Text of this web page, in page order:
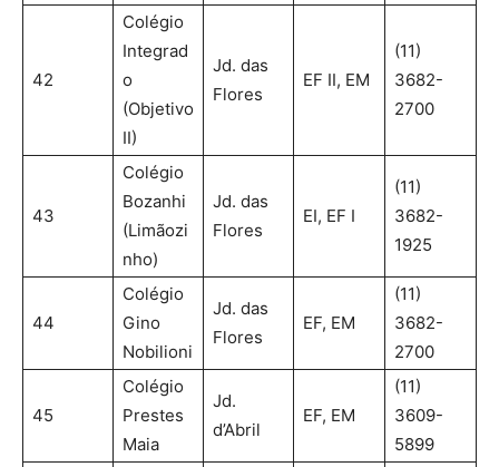
42
Colégio
Integrad
o
(Objetivo
II)
Jd. das
Flores
EF II, EM
(11)
3682-
2700
43
Colégio
Bozanhi
(Limãozi
nho)
Jd. das
Flores
EI, EF I
(11)
3682-
1925
44
Colégio
Gino
Nobilioni
Jd. das
Flores
EF, EM
(11)
3682-
2700
45
Colégio
Prestes
Maia
Jd.
d’Abril
EF, EM
(11)
3609-
5899